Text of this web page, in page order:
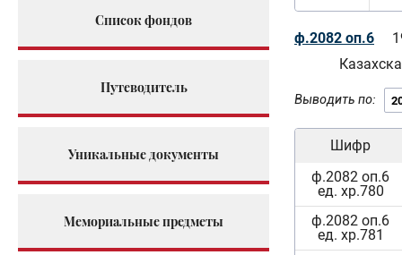
Список фондов
Путеводитель
Уникальные документы
Мемориальные предметы
ф.2082 оп.6
Выводить по:
Шифр
ф.2082 оп.6
ед. хр.780
ф.2082 оп.6
ед. хр.781